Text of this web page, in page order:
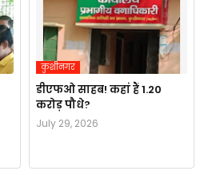
कुशीनगर
डीएफओ साहब! कहां हैं 1.20
करोड़ पौधे?
July 29, 2026